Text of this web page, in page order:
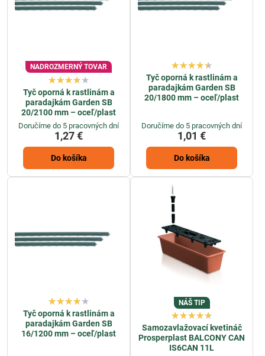
NADROZMERNÝ TOVAR
Tyč oporná k rastlinám a
paradajkám Garden SB
20/2100 mm – oceľ/plast
Doručíme do 5 pracovných dní
1,27 €
Do košíka
Tyč oporná k rastlinám a
paradajkám Garden SB
20/1800 mm – oceľ/plast
Doručíme do 5 pracovných dní
1,01 €
Do košíka
Tyč oporná k rastlinám a
paradajkám Garden SB
16/1200 mm – oceľ/plast
NÁŠ TIP
Samozavlažovací kvetináč
Prosperplast BALCONY CAN
IS6CAN 11L